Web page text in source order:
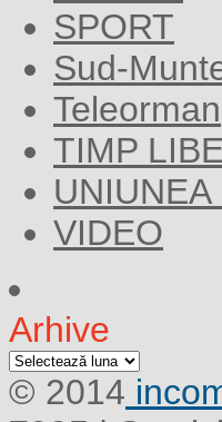
SPORT
Sud-
Teleorman
TIMP
VIDEO
Arhive
Arhive
© 2014